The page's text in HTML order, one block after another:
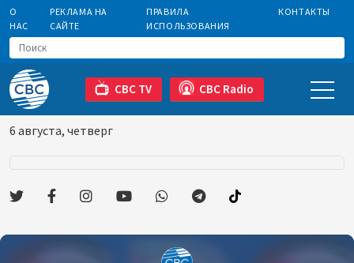
О
НАС
РЕКЛАМА НА
САЙТЕ
ПРАВИЛА
ИСПОЛЬЗОВАНИЯ
КОНТАКТЫ
CBC TV CBC Radio
6 августа, четверг